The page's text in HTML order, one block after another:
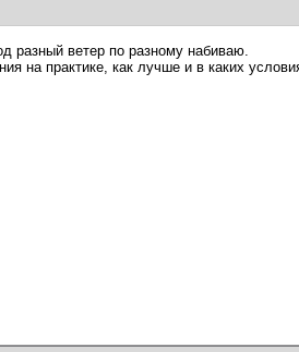
разный ветер по разному набиваю.
на практике, как лучше и в каких